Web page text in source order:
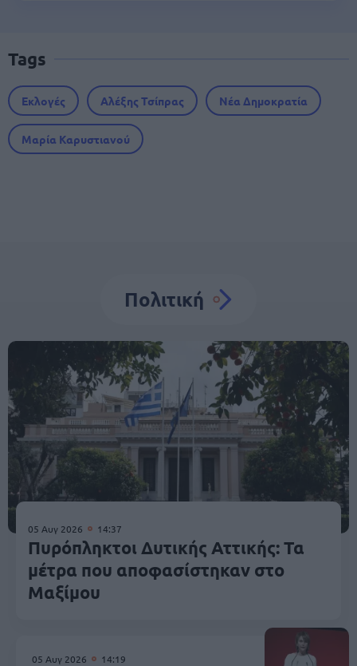
Tags
Εκλογές Αλέξης Τσίπρας Νέα Δημοκρατία
Μαρία Καρυστιανού
Πολιτική
05 Αυγ 2026 14:37
Πυρόπληκτοι Δυτικής Αττικής: Τα
μέτρα που αποφασίστηκαν στο
Μαξίμου
05 Αυγ 2026 14:19